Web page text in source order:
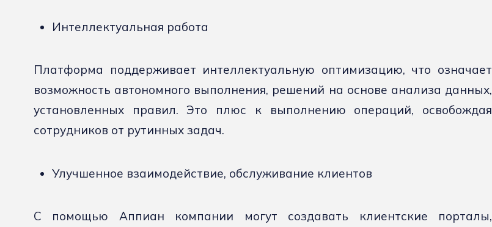
Интеллектуальная работа
Платформа поддерживает интеллектуальную оптимизацию, что означает
возможность автономного выполнения, решений на основе анализа данных,
установленных правил. Это плюс к выполнению операций, освобождая
сотрудников от рутинных задач.
Улучшенное взаимодействие, обслуживание клиентов
С помощью Аппиан компании могут создавать клиентские порталы,